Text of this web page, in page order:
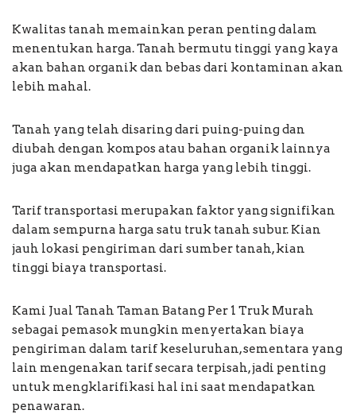
Kwalitas tanah memainkan peran penting dalam
menentukan harga. Tanah bermutu tinggi yang kaya
akan bahan organik dan bebas dari kontaminan akan
lebih mahal.
Tanah yang telah disaring dari puing-puing dan
diubah dengan kompos atau bahan organik lainnya
juga akan mendapatkan harga yang lebih tinggi.
Tarif transportasi merupakan faktor yang signifikan
dalam sempurna harga satu truk tanah subur. Kian
jauh lokasi pengiriman dari sumber tanah, kian
tinggi biaya transportasi.
Kami Jual Tanah Taman Batang Per 1 Truk Murah
sebagai pemasok mungkin menyertakan biaya
pengiriman dalam tarif keseluruhan, sementara yang
lain mengenakan tarif secara terpisah, jadi penting
untuk mengklarifikasi hal ini saat mendapatkan
penawaran.